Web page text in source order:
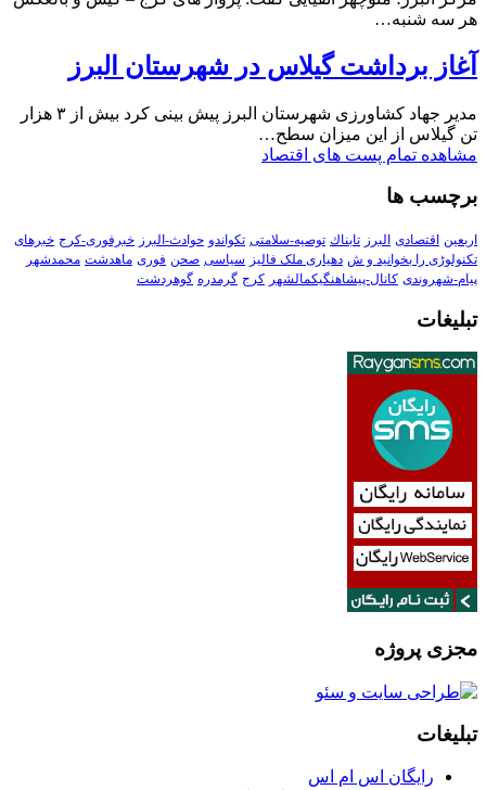
هر سه شنبه…
آغاز برداشت گیلاس در شهرستان البرز
مدیر جهاد کشاورزی شهرستان البرز پیش بینی کرد بیش از ۳ هزار
تن گیلاس از این میزان سطح…
مشاهده تمام پست های اقتصاد
برچسب ها
اربعین اقتصادی البرز تابناك توصیه-سلامتی تکواندو حوادث-البرز خبرفوری-کرج خبرهای
تکنولوڑی را بخوانید و ش دهیاری ملک فالیز سیاسی صحن فوری ماهدشت محمدشهر
پیام-شهروندی کانال-پیشاهنگیکمالشهر کرج گرمدره گوهردشت
تبلیغات
مجزی پروژه
تبلیغات
رایگان اس ام اس